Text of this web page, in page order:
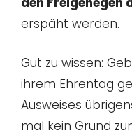
erspäht werden.
Gut zu wissen:
ihrem Ehrentag
Ausweises
mal kein Grund